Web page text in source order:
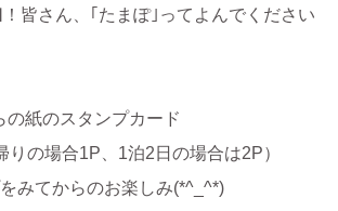
！皆さん、｢たまぽ｣ってよんでください
紙のスタンプカード
の場合1P、1泊2日の場合は2P）
みてからのお楽しみ(*^_^*)